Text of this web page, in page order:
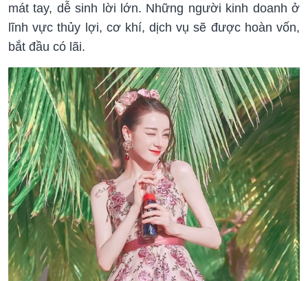
mát tay, dễ sinh lời lớn. Những người kinh doanh ở
lĩnh vực thủy lợi, cơ khí, dịch vụ sẽ được hoàn vốn,
bắt đầu có lãi.